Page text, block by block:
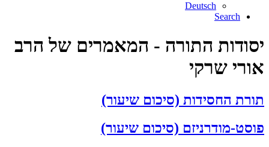
Deutsch
Search
יסודות התורה - המאמרים של הרב
אורי שרקי
תורת החסידות (סיכום שיעור)
פוסט-מודרניזם (סיכום שיעור)